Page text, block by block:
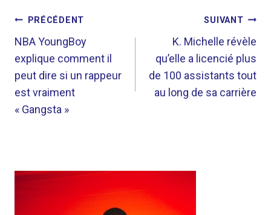
NAVIGATION
DE
L’ARTICLE
PRÉCÉDENT
NBA YoungBoy
explique comment il
peut dire si un rappeur
est vraiment
« Gangsta »
SUIVANT
K. Michelle révèle
qu’elle a licencié plus
de 100 assistants tout
au long de sa carrière